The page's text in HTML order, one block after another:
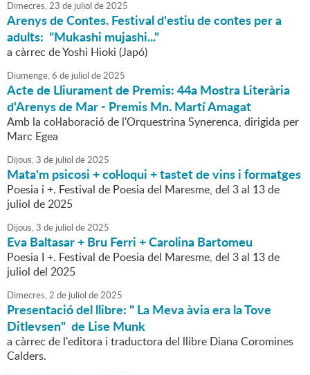
Dimecres,23 de juliol de2025
Arenys de Contes. Festival d'estiu de contes per a
adults: "Mukashi mujashi..."
a càrrec de Yoshi Hioki (Japó)
Diumenge,6 de juliol de2025
Acte de Lliurament de Premis: 44a Mostra Literària
d'Arenys de Mar - Premis Mn. Martí Amagat
Amb la col·laboració de l'Orquestrina Synerenca, dirigida per
Marc Egea
Dijous,3 de juliol de2025
Mata'm psicosi + col·loqui + tastet de vins i formatges
Poesia i +. Festival de Poesia del Maresme, del 3 al 13 de
juliol de 2025
Dijous,3 de juliol de2025
Eva Baltasar + Bru Ferri + Carolina Bartomeu
Poesia I +. Festival de Poesia del Maresme, del 3 al 13 de
juliol del 2025
Dimecres,2 de juliol de2025
Presentació del llibre: " La Meva àvia era la Tove
Ditlevsen" de Lise Munk
a càrrec de l'editora i traductora del llibre Diana Coromines
Calders.